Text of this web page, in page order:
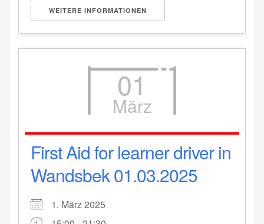
WEITERE INFORMATIONEN
01
März
First Aid for learner driver in
Wandsbek 01.03.2025
1. März 2025